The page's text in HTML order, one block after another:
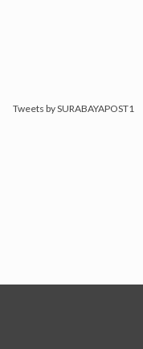
Tweets by SURABAYAPOST1